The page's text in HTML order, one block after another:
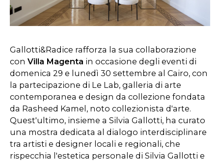
Gallotti&Radice rafforza la sua collaborazione
con Villa Magenta in occasione degli eventi di
domenica 29 e lunedì 30 settembre al Cairo, con
la partecipazione di Le Lab, galleria di arte
contemporanea e design da collezione fondata
da Rasheed Kamel, noto collezionista d'arte.
Quest'ultimo, insieme a Silvia Gallotti, ha curato
una mostra dedicata al dialogo interdisciplinare
tra artisti e designer locali e regionali, che
rispecchia l'estetica personale di Silvia Gallotti e